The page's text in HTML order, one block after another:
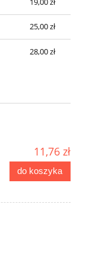
25,00 zł
28,00 zł
11,76 zł
do koszyka